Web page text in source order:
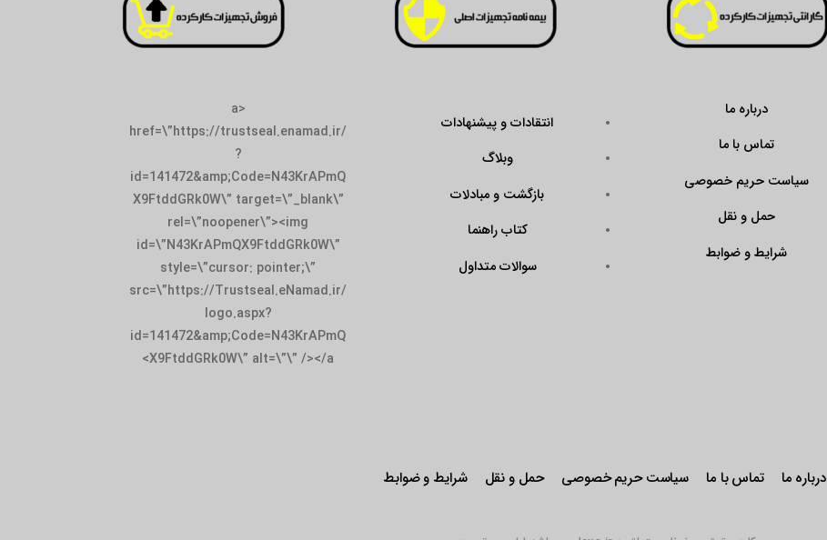
درباره ما
تماس با ما
سیاست حریم خصوصی
حمل و نقل
شرایط و ضوابط
انتقادات و پیشنهادات
وبلاگ
بازگشت و مبادلات
کتاب راهنما
سوالات متداول
<a
href=\”https://trustseal.enamad.ir/
?
id=141472&amp;Code=N43KrAPmQ
X9FtddGRk0W\” target=\”_blank\”
rel=\”noopener\”><img
id=\”N43KrAPmQX9FtddGRk0W\”
style=\”cursor: pointer;\”
src=\”https://Trustseal.eNamad.ir/
logo.aspx?
id=141472&amp;Code=N43KrAPmQ
X9FtddGRk0W\” alt=\”\” /></a>
درباره ما تماس با ما سیاست حریم خصوصی حمل و نقل شرایط و ضوابط